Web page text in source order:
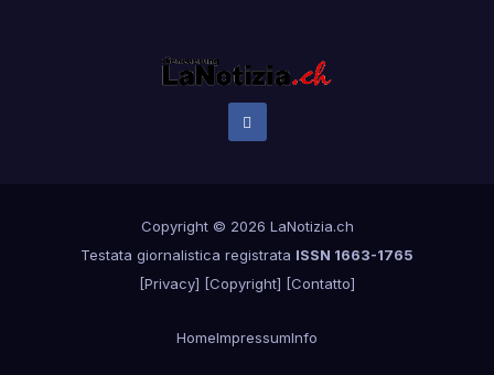
Copyright © 2026 LaNotizia.ch
Testata giornalistica registrata ISSN 1663-1765
[Privacy] [Copyright] [Contatto]
HomeImpressumInfo